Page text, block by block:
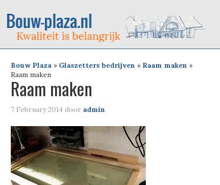
Bouw Plaza » Glaszetters bedrijven » Raam maken »
Raam maken
Raam maken
7 February 2014 door admin